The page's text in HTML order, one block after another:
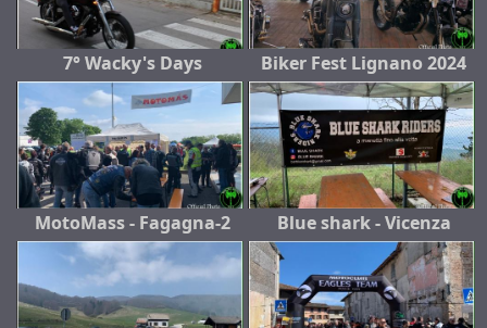
7° Wacky's Days Biker Fest Lignano 2024
MotoMass - Fagagna-2 Blue shark - Vicenza